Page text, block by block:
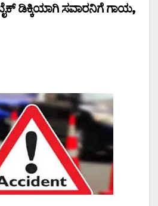
ಡಿಕ್ಕಿಯಾಗಿ ಸವಾರನಿಗೆ ಗಾಯ,